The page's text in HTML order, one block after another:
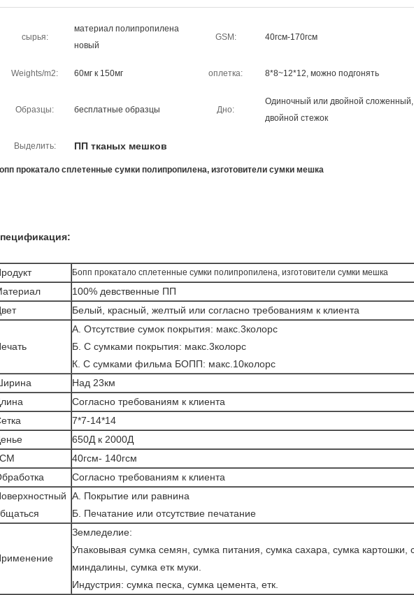
сырья:
материал полипропилена
новый
GSM: 40гсм-170гсм
Weights/m2: 60мг к 150мг оплетка: 8*8~12*12, можно подгонять
Образцы: бесплатные образцы Дно:
Одиночный или двойной
двойной стежок
Выделить: ПП тканых мешков
прокатало сплетенные сумки полипропилена, изготовители сумки мешка
Бопп прокатало сплетенные сумки полипропилена, изготовители сумки мешка
100% девственные ПП
Белый, красный, желтый или согласно требованиям к клиента
А. Отсутствие сумок покрытия: макс.3колорс
Б. С сумками покрытия: макс.3колорс
К. С сумками фильма БОПП: макс.10колорс
Над 23км
Согласно требованиям к клиента
7*7-14*14
650Д к 2000Д
40гсм- 140гсм
Согласно требованиям к клиента
А. Покрытие или равнина
Б. Печатание или отсутствие печатание
Земледелие:
Упаковывая сумка семян, сумка питания, сумка сахара, сумка картошки,
миндалины, сумка етк муки.
Индустрия: сумка песка, сумка цемента, етк.